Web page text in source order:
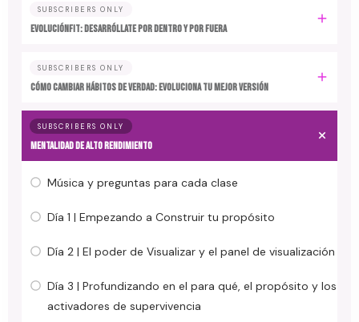
SUBSCRIBERS ONLY
EvoluciónFit: desarróllate por dentro y por fuera
SUBSCRIBERS ONLY
Cómo cambiar hábitos de verdad: evoluciona tu mejor versión
SUBSCRIBERS ONLY
MENTALIDAD DE ALTO RENDIMIENTO
Música y preguntas para cada clase
Día 1 | Empezando a Construir tu propósito
Día 2 | El poder de Visualizar y el panel de visualización
Día 3 | Profundizando en el para qué, el propósito y los
activadores de supervivencia